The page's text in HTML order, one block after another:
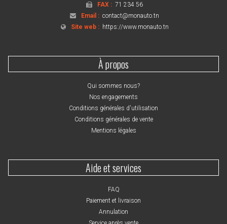
FAX :71 234 56
Email :contact@monauto.tn
Site web : https://www.monauto.tn
À propos
Qui sommes nous?
Nos engagements
Conditions générales d'utilisation
Conditions générales de vente
Mentions légales
Aide et services
FAQ
Paiement et livraison
Annulation